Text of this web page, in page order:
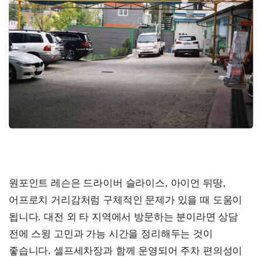
원포인트 레슨은 드라이버 슬라이스, 아이언 뒤땅,
어프로치 거리감처럼 구체적인 문제가 있을 때 도움이
됩니다. 대전 외 타 지역에서 방문하는 분이라면 상담
전에 스윙 고민과 가능 시간을 정리해두는 것이
좋습니다. 셀프세차장과 함께 운영되어 주차 편의성이